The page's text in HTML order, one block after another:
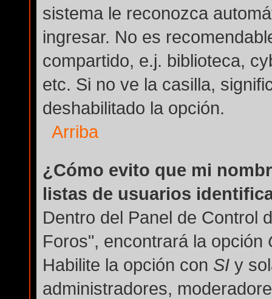
sistema le reconozca
ingresar. No es
compartido, e.j. biblioteca,
etc. Si no ve la casilla,
deshabilitado la opción.
Arriba
¿Cómo evito que mi
listas de usuarios
Dentro del Panel de Control
Foros", encontrará la opción
Habilite la opción con SI y
administradores,